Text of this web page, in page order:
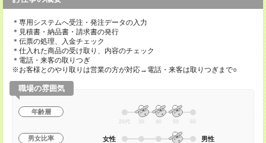
＊専用システムへ受注・発注データの入力
＊見積書・納品書・請求書の発行
＊伝票の処理、入金チェック
＊仕入れた商品の受け取り、内容のチェック
＊電話・来客の取りつぎ
※お客様とのやり取りは営業の方が対応→電話・来客は取りつぎまで○
職場の雰囲気
年齢層
20代 30 40 50 60
男女比率 女性 男性